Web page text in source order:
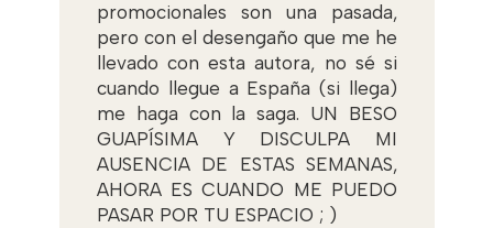
promocionales son una pasada,
pero con el desengaño que me he
llevado con esta autora, no sé si
cuando llegue a España (si llega)
me haga con la saga. UN BESO
GUAPÍSIMA Y DISCULPA MI
AUSENCIA DE ESTAS SEMANAS,
AHORA ES CUANDO ME PUEDO
PASAR POR TU ESPACIO ; )